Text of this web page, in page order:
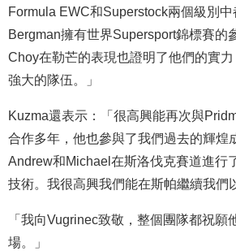
Formula EWC和Superstock兩個級別中
Bergman擁有世界Supersport錦標賽的
Choy在勒芒的表現也證明了他們的實
強大的隊伍。」
Kuzma還表示：「很高興能再次與
合作多年，他也參與了我們過去的輝煌
Andrew和Michael在斯洛伐克賽道進行
技術。我很高興我們能在斯帕繼續我們
「我向Vugrinec致敬，整個團隊都祝願
場。」